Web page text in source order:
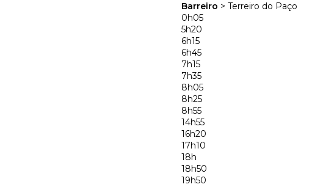
Barreiro > Terreiro do Paço
0h05
5h20
6h15
6h45
7h15
7h35
8h05
8h25
8h55
14h55
16h20
17h10
18h
18h50
19h50